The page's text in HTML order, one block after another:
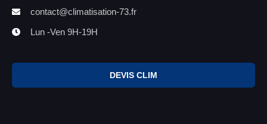
contact@climatisation-73.fr
Lun -Ven 9H-19H
DEVIS CLIM